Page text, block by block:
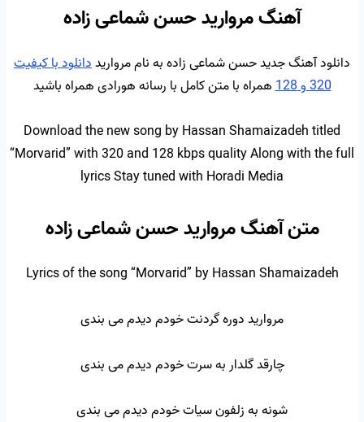
آهنگ مروارید حسن شماعی زاده
دانلود آهنگ جدید حسن شماعی زاده به نام مرواریددانلود با کیفیت
320 و 128
همراه با متن کامل با رسانه هورادی همراه باشید
Download the new song by Hassan Shamaizadeh titled
“Morvarid” with 320 and 128 kbps quality Along with the full
lyrics Stay tuned with Horadi Media
متن آهنگ مروارید حسن شماعی زاده
Lyrics of the song “Morvarid” by Hassan Shamaizadeh
مروارید دوره گردنت خودم دیدم می بندی
چارقد گلدار به سرت خودم دیدم می بندی
شونه به زلفون سیات خودم دیدم می بندی